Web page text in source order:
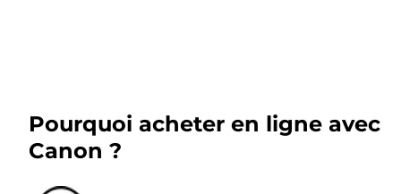
Pourquoi acheter en ligne avec
Canon ?